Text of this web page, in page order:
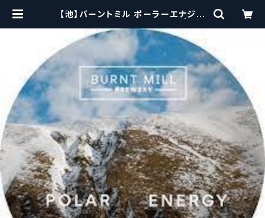
【池】バーントミル ポーラーエナジー
ftbeerscissors